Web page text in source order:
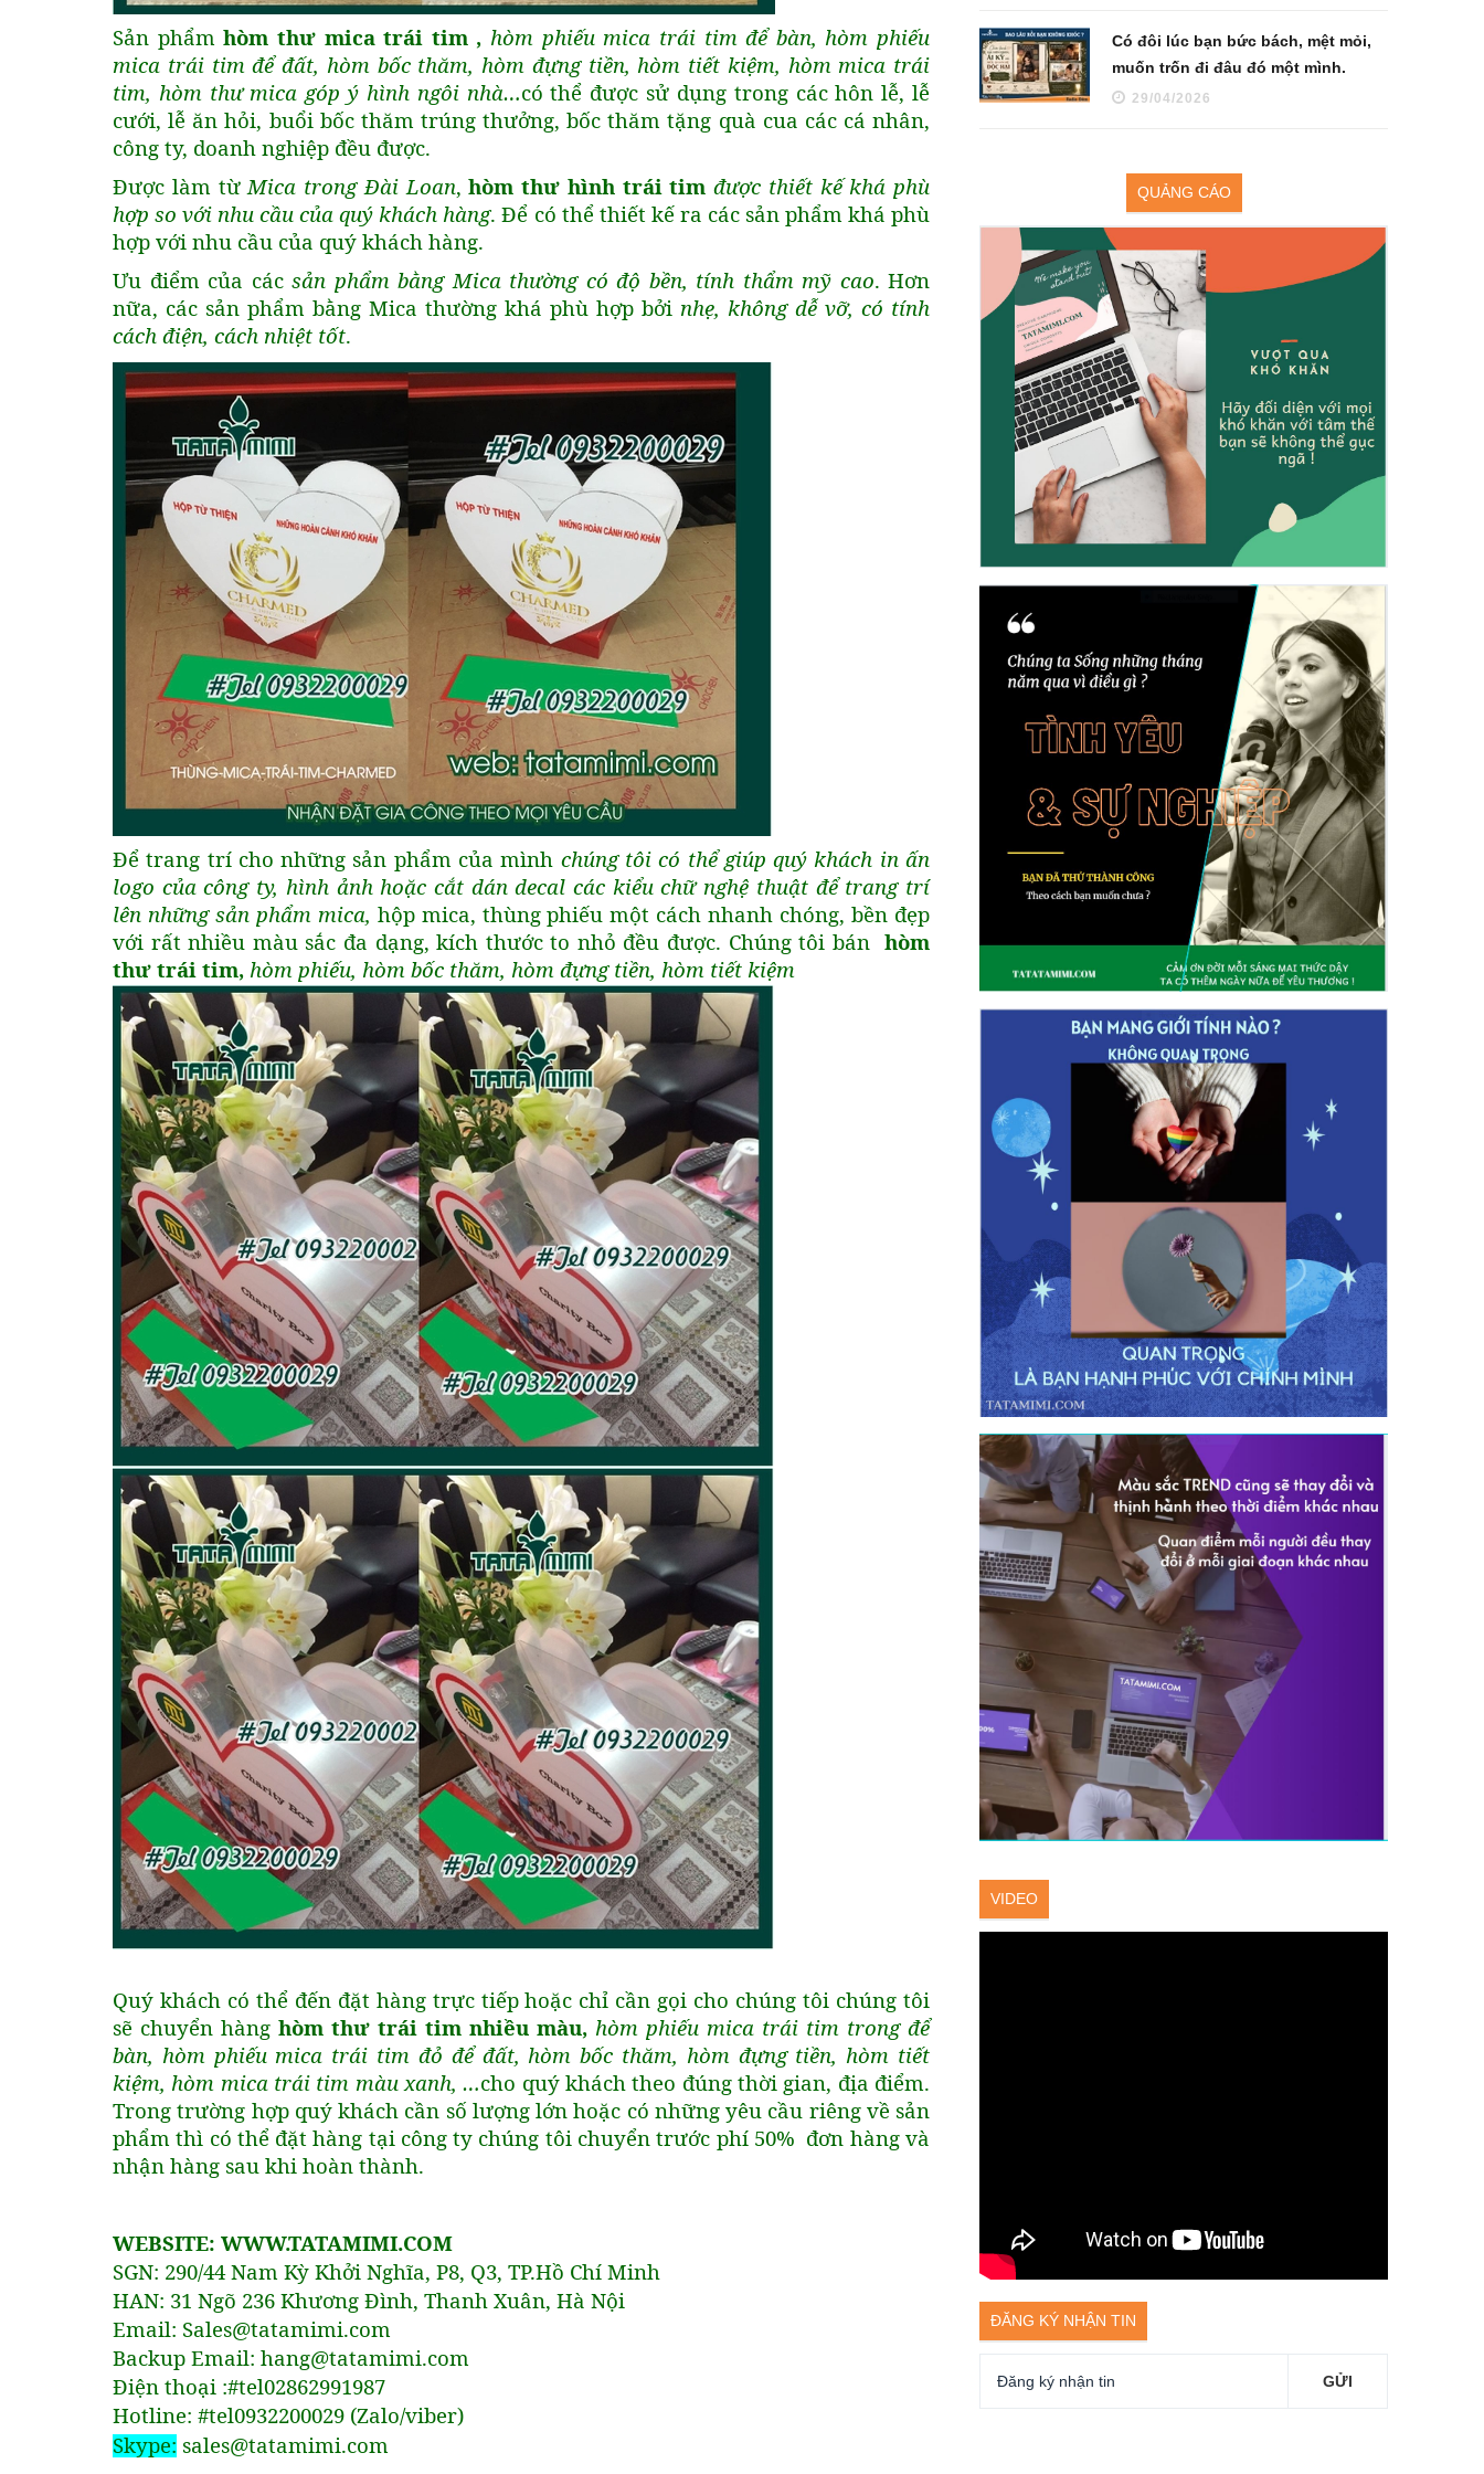
Sản phẩmhòm thư mica trái tim , hòm phiếu mica trái tim để bàn, hòm phiếu
mica trái tim để đất, hòm bốc thăm, hòm đựng tiền, hòm tiết kiệm, hòm mica trái
tim, hòm thư mica góp ý hình ngôi nhà…có thể được sử dụng trong các hôn lễ, lễ
cưới, lễ ăn hỏi, buổi bốc thăm trúng thưởng, bốc thăm tặng quà cua các cá nhân,
công ty, doanh nghiệp đều được.
Được làm từMica trong Đài Loan,hòm thư hình trái tim được thiết kế khá phù
hợp so với nhu cầu của quý khách hàng. Để có thể thiết kế ra các sản phẩm khá phù
hợp với nhu cầu của quý khách hàng.
Ưu điểm của các sản phẩm bằng Mica thường có độ bền, tính thẩm mỹ cao. Hơn
nữa, các sản phẩm bằng Mica thường khá phù hợp bởi nhẹ, không dễ vỡ, có tính
cách điện, cách nhiệt tốt.
Để trang trí cho những sản phẩm của mình chúng tôi có thể giúp quý khách in ấn
logo của công ty, hình ảnh hoặc cắt dán decal các kiểu chữ nghệ thuật để trang trí
lên những sản phẩm mica, hộp mica, thùng phiếu một cách nhanh chóng, bền đẹp
với rất nhiều màu sắc đa dạng, kích thước to nhỏ đều được. Chúng tôi bán hòm
thư trái tim, hòm phiếu, hòm bốc thăm, hòm đựng tiền, hòm tiết kiệm
Quý khách có thể đến đặt hàng trực tiếp hoặc chỉ cần gọi cho chúng tôi chúng tôi
sẽ chuyển hàng hòm thư trái tim nhiều màu, hòm phiếu mica trái tim trong để
bàn, hòm phiếu mica trái tim đỏ để đất, hòm bốc thăm, hòm đựng tiền, hòm tiết
kiệm, hòm mica trái tim màu xanh, …cho quý khách theo đúng thời gian, địa điểm.
Trong trường hợp quý khách cần số lượng lớn hoặc có những yêu cầu riêng về sản
phẩm thì có thể đặt hàng tại công ty chúng tôi chuyển trước phí 50% đơn hàng và
nhận hàng sau khi hoàn thành.
WEBSITE: WWW.TATAMIMI.COM
SGN: 290/44 Nam Kỳ Khởi Nghĩa, P8, Q3, TP.Hồ Chí Minh
HAN: 31 Ngõ 236 Khương Đình, Thanh Xuân, Hà Nội
Email: Sales@tatamimi.com
Backup Email: hang@tatamimi.com
Điện thoại :#tel02862991987
Hotline: #tel0932200029 (Zalo/viber)
Skype: sales@tatamimi.com
Có đôi lúc bạn bức bách, mệt mỏi,
muốn trốn đi đâu đó một mình.
29/04/2026
QUẢNG CÁO
VIDEO
ĐĂNG KÝ NHẬN TIN